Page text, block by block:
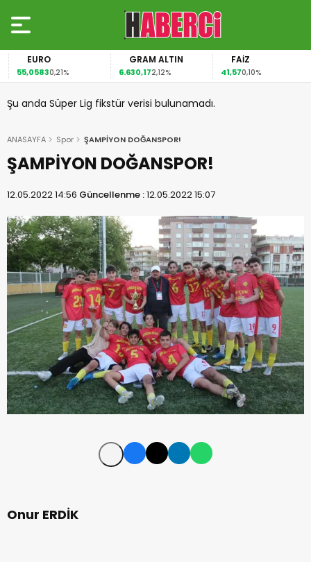
EURO
55,05830,21%
GRAM ALTIN
6.630,172,12%
FAİZ
41,570,10%
Şu anda Süper Lig fikstür verisi bulunamadı.
ANASAYFA Spor ŞAMPİYON DOĞANSPOR!
ŞAMPİYON DOĞANSPOR!
12.05.2022 14:56 Güncellenme :12.05.2022 15:07
Onur ERDİK